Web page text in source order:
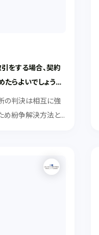
をする場合、契約
らよいでしょう
の判決は相互に強
め紛争解決方法と